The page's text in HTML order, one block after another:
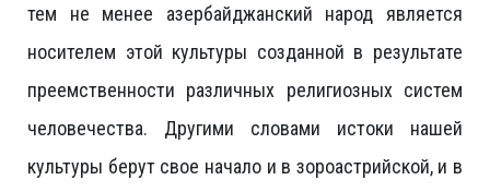
тем не менее азербайджанский народ является
носителем этой культуры созданной в результате
преемственности различных религиозных систем
человечества. Другими словами истоки нашей
культуры берут свое начало и в зороастрийской, и в